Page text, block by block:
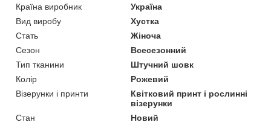
Країна виробник
Україна
Вид виробу
Хустка
Стать
Жіноча
Сезон
Всесезонний
Тип тканини
Штучний шовк
Колір
Рожевий
Візерунки і принти
Квітковий принт і рослинні
візерунки
Стан
Новий